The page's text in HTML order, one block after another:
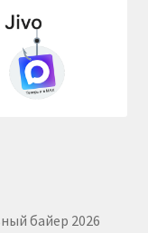
байер 2026